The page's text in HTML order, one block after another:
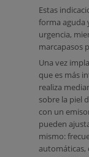
Estas
forma aguda
urgencia,
marcapasos
Una vez
que es más
realiza
sobre la piel
con un
pueden
mismo:
automáticas,